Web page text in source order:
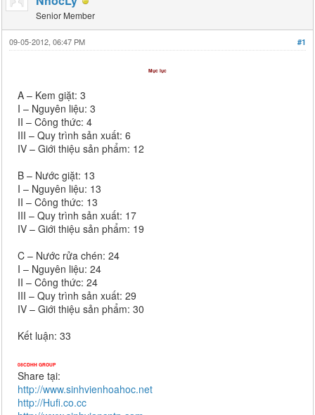
Senior Member
#1
09-05-2012, 06:47 PM
Mục lục
A – Kem giặt: 3
I – Nguyên liệu: 3
II – Công thức: 4
III – Quy trình sản xuất: 6
IV – Giới thiệu sản phẩm: 12
B – Nước giặt: 13
I – Nguyên liệu: 13
II – Công thức: 13
III – Quy trình sản xuất: 17
IV – Giới thiệu sản phẩm: 19
C – Nước rửa chén: 24
I – Nguyên liệu: 24
II – Công thức: 24
III – Quy trình sản xuất: 29
IV – Giới thiệu sản phẩm: 30
Kết luận: 33
08CDHH GROUP
Share tại:
http://www.sinhvienhoahoc.net
http://Hufi.co.cc